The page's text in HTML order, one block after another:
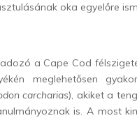
oka egyelőre
a Cape Cod
meglehetősen
carcharias), akiket a
is. A most